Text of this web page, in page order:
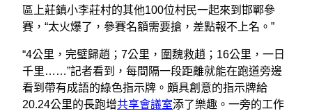
區上莊鎮小李莊村的其他100位村民一起來到邯鄲參
賽，“太火爆了，參賽名額需要搶，差點報不上名。”
“4公里，完璧歸趙；7公里，圍魏救趙；16公里，一日
千里……”記者看到，每間隔一段距離就能在跑道旁邊
看到帶有成語的綠色指示牌。頗具創意的指示牌給
20.24公里的長跑增共享會議室添了樂趣。一旁的工作